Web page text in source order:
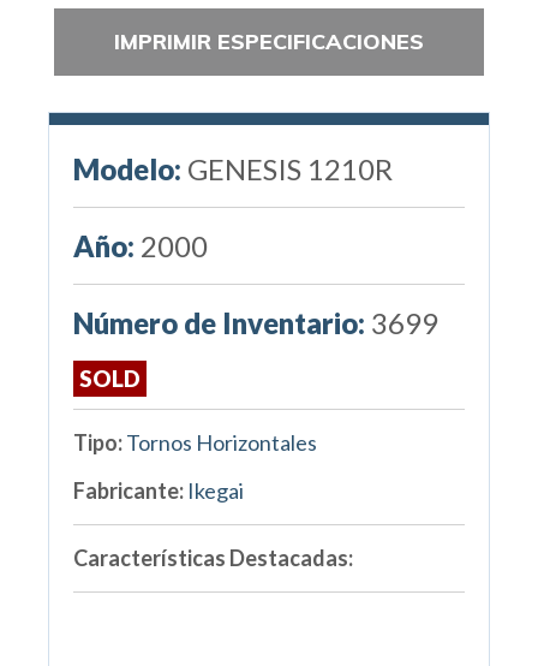
IMPRIMIR ESPECIFICACIONES
Modelo: GENESIS 1210R
Año: 2000
Número de Inventario: 3699
SOLD
Tipo:Tornos Horizontales
Fabricante: Ikegai
Características Destacadas: